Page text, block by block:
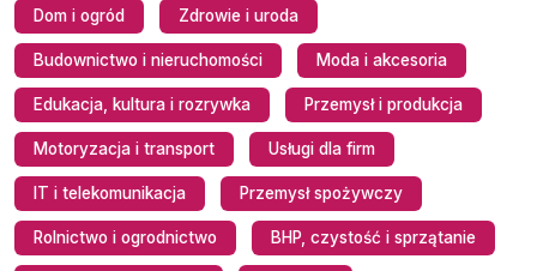
Dom i ogród Zdrowie i uroda
Budownictwo i nieruchomości Moda i akcesoria
Edukacja, kultura i rozrywka Przemysł i produkcja
Motoryzacja i transport Usługi dla firm
IT i telekomunikacja Przemysł spożywczy
Rolnictwo i ogrodnictwo BHP, czystość i sprzątanie